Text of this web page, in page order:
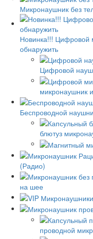
Микронаушник без
Новинка!!! Цифровой
обнаружить
Цифровой
микронаушник
Беспроводной
блютуз
(Радио)
на шее
проводной